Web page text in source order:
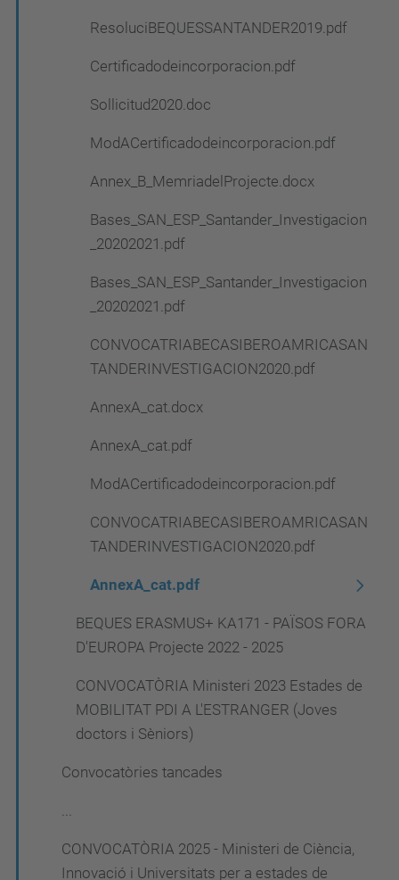
ResoluciBEQUESSANTANDER2019.pdf
Certificadodeincorporacion.pdf
Sollicitud2020.doc
ModACertificadodeincorporacion.pdf
Annex_B_MemriadelProjecte.docx
Bases_SAN_ESP_Santander_Investigacion
_20202021.pdf
Bases_SAN_ESP_Santander_Investigacion
_20202021.pdf
CONVOCATRIABECASIBEROAMRICASAN
TANDERINVESTIGACION2020.pdf
AnnexA_cat.docx
AnnexA_cat.pdf
ModACertificadodeincorporacion.pdf
CONVOCATRIABECASIBEROAMRICASAN
TANDERINVESTIGACION2020.pdf
AnnexA_cat.pdf
BEQUES ERASMUS+ KA171 - PAÏSOS FORA
D'EUROPA Projecte 2022 - 2025
CONVOCATÒRIA Ministeri 2023 Estades de
MOBILITAT PDI A L'ESTRANGER (Joves
doctors i Sèniors)
Convocatòries tancades
...
CONVOCATÒRIA 2025 - Ministeri de Ciència,
Innovació i Universitats per a estades de